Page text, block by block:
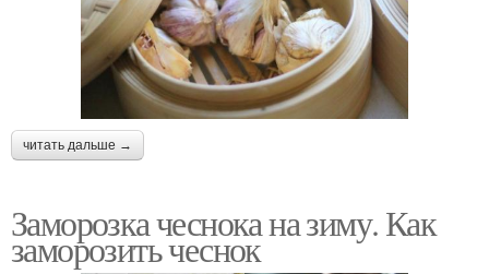
читать дальше →
Заморозка чеснока на зиму. Как
заморозить чеснок